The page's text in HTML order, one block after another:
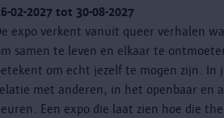
02-2027 tot 30-08-2027
expo verkent vanuit queer verhalen
samen te leven en elkaar te
om echt jezelf te mogen zijn. In
met anderen, in het openbaar en
Een expo die laat zien hoe die